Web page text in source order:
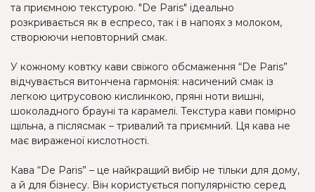
та приємною текстурою. "De Paris" ідеально
розкривається як в еспресо, так і в напоях з молоком,
створюючи неповторний смак.
У кожному ковтку кави свіжого обсмаження “De Paris”
відчувається витончена гармонія: насичений смак із
легкою цитрусовою кислинкою, пряні ноти вишні,
шоколадного брауні та карамелі. Текстура кави помірно
щільна, а післясмак – тривалий та приємний. Ця кава не
має вираженої кислотності.
Кава “De Paris” – це найкращий вибір не тільки для дому,
а й для бізнесу. Він користується популярністю серед